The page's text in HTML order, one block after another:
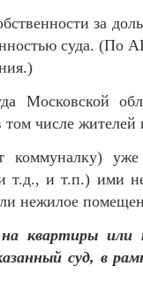
за
суда.
Московской
числе
коммуналку)
т.д., и т.п.) ими
нежилое
квартиры или
суд, в